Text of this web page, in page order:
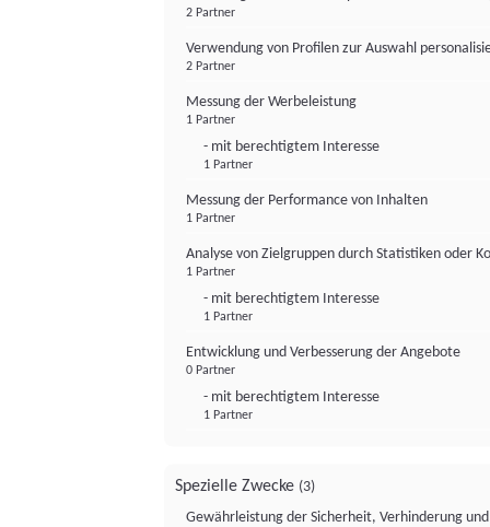
2 Partner
Verwendung von Profilen zur Auswahl
2 Partner
Messung der Werbeleistung
1 Partner
- mit berechtigtem Interesse
1 Partner
Messung der Performance von Inhalten
1 Partner
Analyse von Zielgruppen durch Statistiken oder
1 Partner
- mit berechtigtem Interesse
1 Partner
Entwicklung und Verbesserung der Angebote
0 Partner
- mit berechtigtem Interesse
1 Partner
Spezielle Zwecke (3)
Gewährleistung der Sicherheit, Verhinderung